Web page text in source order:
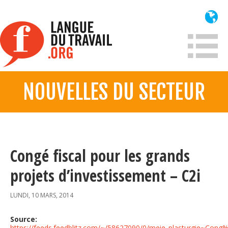
contenu
principal
À propos
Qui sommes-nous?
Historique France
Historique
Information
Lois et jurisprudence
NOUVELLES DU SECTEUR
Congé fiscal pour les grands
projets d’investissement – C2i
LUNDI, 10 MARS, 2014
Source: